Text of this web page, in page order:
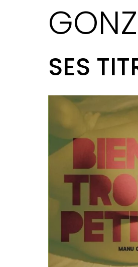
SES